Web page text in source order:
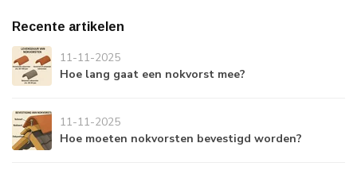
Recente artikelen
11-11-2025
Hoe lang gaat een nokvorst mee?
11-11-2025
Hoe moeten nokvorsten bevestigd worden?